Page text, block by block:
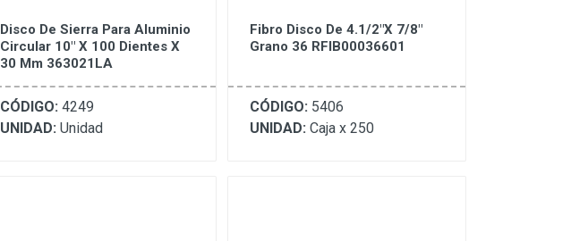
Disco De Sierra Para Aluminio
Circular 10" X 100 Dientes X
30 Mm 363021LA
CÓDIGO: 4249
UNIDAD: Unidad
Fibro Disco De 4.1/2"X 7/8"
Grano 36 RFIB00036601
CÓDIGO: 5406
UNIDAD: Caja x 250